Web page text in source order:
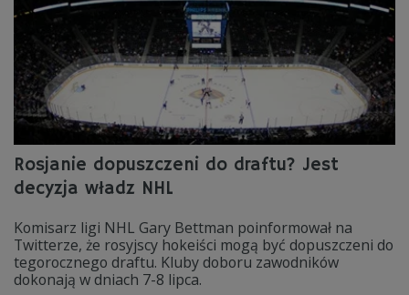
Rosjanie dopuszczeni do draftu? Jest
decyzja władz NHL
Komisarz ligi NHL Gary Bettman poinformował na
Twitterze, że rosyjscy hokeiści mogą być dopuszczeni do
tegorocznego draftu. Kluby doboru zawodników
dokonają w dniach 7-8 lipca.